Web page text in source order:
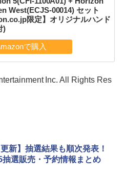
West(ECJS-00014) セット
限定】オリジナルハンド
)
Inc. All Rights Res
更新】抽選結果も順次発表！
抽選販売・予約情報まとめ